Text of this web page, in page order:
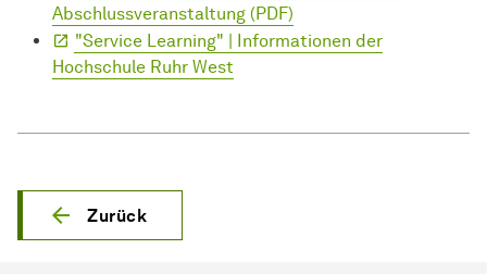
Abschlussveranstaltung (PDF)
"Service Learning" | Informationen der
Hochschule Ruhr West
Zurück